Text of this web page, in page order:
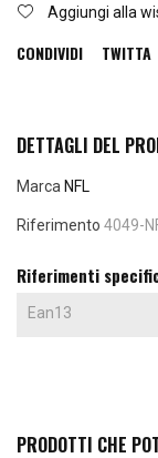
Aggiungi alla
CONDIVIDI TWITTA
DETTAGLI DEL
Marca NFL
Riferimento 4049-
Riferimenti
Ean13
PRODOTTI CHE